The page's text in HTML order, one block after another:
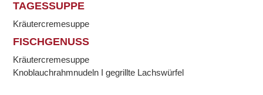
TAGESSUPPE
Kräutercremesuppe
FISCHGENUSS
Kräutercremesuppe
Knoblauchrahmnudeln I gegrillte Lachswürfel